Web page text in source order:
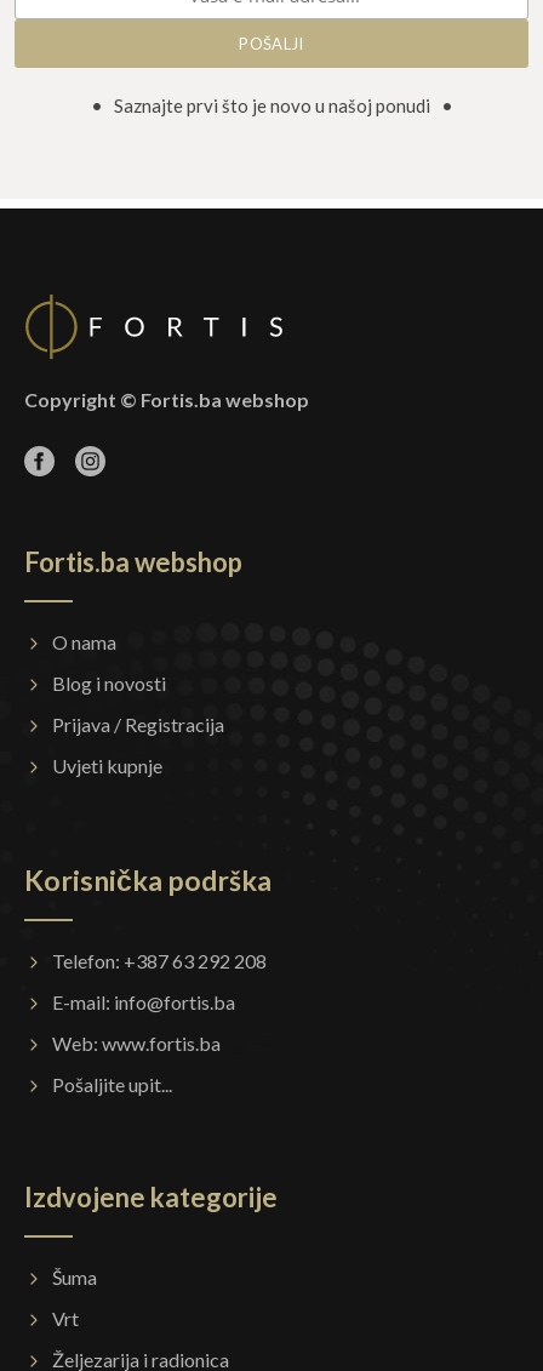
• Saznajte prvi što je novo u našoj ponudi •
Copyright © Fortis.ba webshop
Fortis.ba webshop
O nama
Blog i novosti
Prijava / Registracija
Uvjeti kupnje
Korisnička podrška
Telefon: +387 63 292 208
E-mail: info@fortis.ba
Web: www.fortis.ba
Pošaljite upit...
Izdvojene kategorije
Šuma
Vrt
Željezarija i radionica